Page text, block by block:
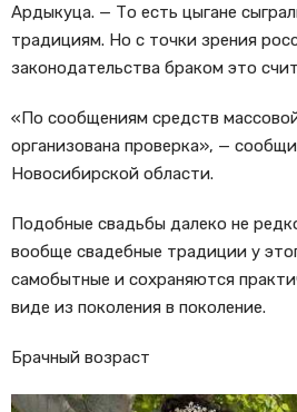
Ардыкуца. — То есть цыгане
традициям. Но с точки зрения
законодательства браком это
«По сообщениям средств
организована проверка», —
Новосибирской области.
Подобные свадьбы далеко не
вообще свадебные традиции у
самобытные и сохраняются
виде из поколения в поколение.
Брачный возраст